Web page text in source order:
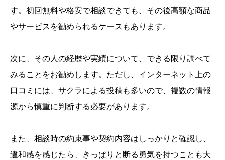
す。初回無料や格安で相談できても、その後高額な商品
やサービスを勧められるケースもあります。
次に、その人の経歴や実績について、できる限り調べて
みることをお勧めします。ただし、インターネット上の
口コミには、サクラによる投稿も多いので、複数の情報
源から慎重に判断する必要があります。
また、相談時の約束事や契約内容はしっかりと確認し、
違和感を感じたら、きっぱりと断る勇気を持つことも大